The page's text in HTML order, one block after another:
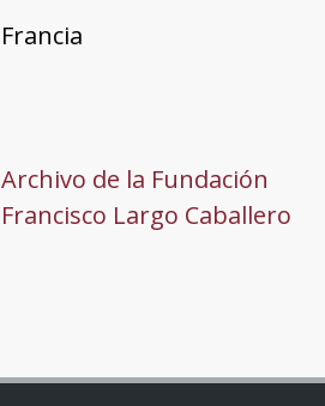
Francia
Archivo de la Fundación
Francisco Largo Caballero